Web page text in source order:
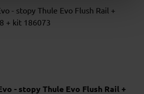
- stopy Thule Evo Flush Rail +